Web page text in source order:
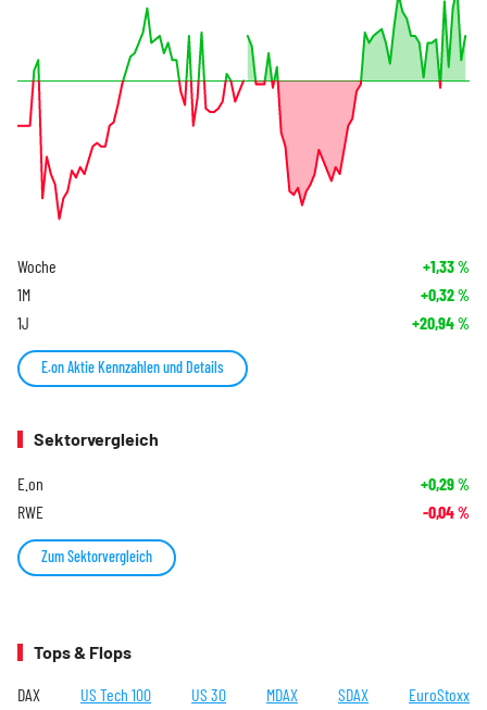
Woche +1,33%
1M +0,32%
1J +20,94%
E.on Aktie Kennzahlen und Details
Sektorvergleich
E.on +0,29%
RWE -0,04%
Zum Sektorvergleich
Tops & Flops
DAX US Tech 100 US 30 MDAX SDAX EuroStoxx